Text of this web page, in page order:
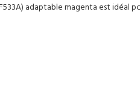
adaptable magenta est idéal